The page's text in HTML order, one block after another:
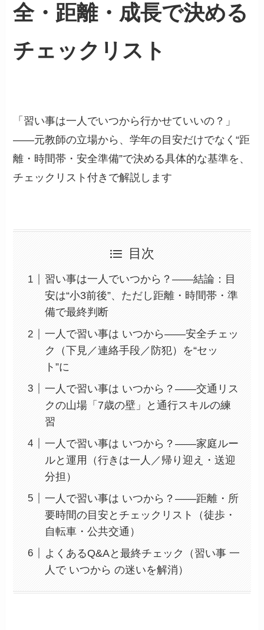
全・距離・成長で決める
チェックリスト
「習い事は一人でいつから行かせていいの？」
——元教師の立場から、学年の目安だけでなく“距
離・時間帯・安全準備”で決める具体的な基準を、
チェックリスト付きで解説します
目次
習い事は一人でいつから？——結論：目
安は“小3前後”、ただし距離・時間帯・準
備で最終判断
一人で習い事は いつから——安全チェッ
ク（下見／連絡手段／防犯）を“セッ
ト”に
一人で習い事は いつから？——交通リス
クの山場「7歳の壁」と通行スキルの練
習
一人で習い事は いつから？——家庭ルー
ルと運用（行きは一人／帰り迎え・送迎
分担）
一人で習い事は いつから？——距離・所
要時間の目安とチェックリスト（徒歩・
自転車・公共交通）
よくあるQ&Aと最終チェック（習い事 一
人で いつから の迷いを解消）